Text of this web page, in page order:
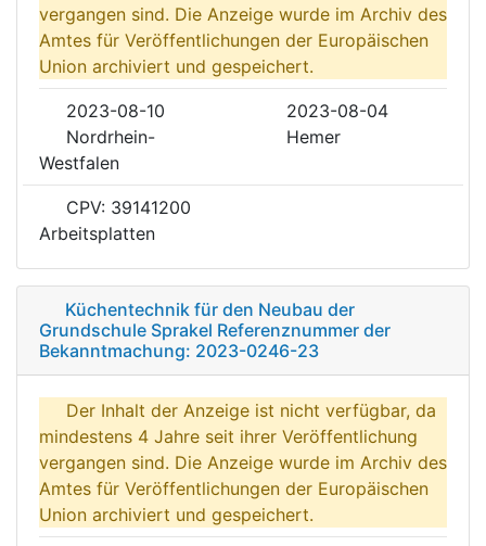
vergangen sind. Die Anzeige wurde im Archiv des
Amtes für Veröffentlichungen der Europäischen
Union archiviert und gespeichert.
2023-08-10
2023-08-04
Nordrhein-
Westfalen
Hemer
CPV: 39141200
Arbeitsplatten
Küchentechnik für den Neubau der
Grundschule Sprakel Referenznummer der
Bekanntmachung: 2023-0246-23
Der Inhalt der Anzeige ist nicht verfügbar, da
mindestens 4 Jahre seit ihrer Veröffentlichung
vergangen sind. Die Anzeige wurde im Archiv des
Amtes für Veröffentlichungen der Europäischen
Union archiviert und gespeichert.